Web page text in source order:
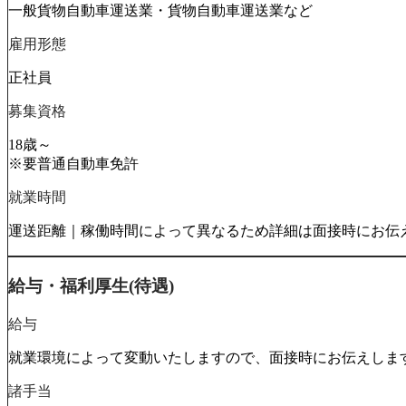
一般貨物自動車運送業・貨物自動車運送業など
雇用形態
正社員
募集資格
18歳～
※要普通自動車免許
就業時間
運送距離｜稼働時間によって異なるため詳細は面接時にお伝
給与・福利厚生(待遇)
給与
就業環境によって変動いたしますので、面接時にお伝えしま
諸手当